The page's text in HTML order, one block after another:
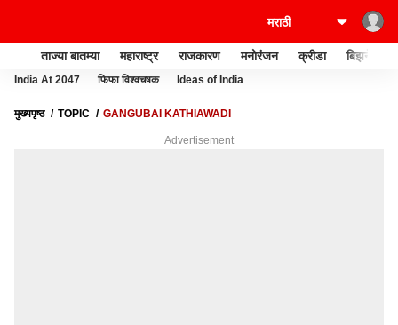
ताज्या बातम्या महाराष्ट्र राजकारण मनोरंजन क्रीडा बिझनेस
India At 2047 फिफा विश्वचषक Ideas of India
मुख्यपृष्ठ TOPIC GANGUBAI KATHIAWADI
Advertisement